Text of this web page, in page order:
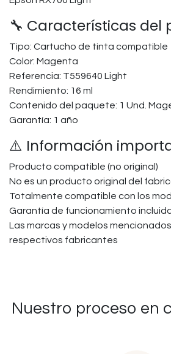
🔧 Características del
Tipo: Cartucho de tinta compatible
Color: Magenta
Referencia: T559640 Light
Rendimiento: 16 ml
Contenido del paquete: 1 Und.
Garantía: 1 año
⚠️ Información
Producto compatible (no original)
No es un producto original del
Totalmente compatible con los
Garantía de funcionamiento
Las marcas y modelos
respectivos fabricantes
Nuestro proceso en